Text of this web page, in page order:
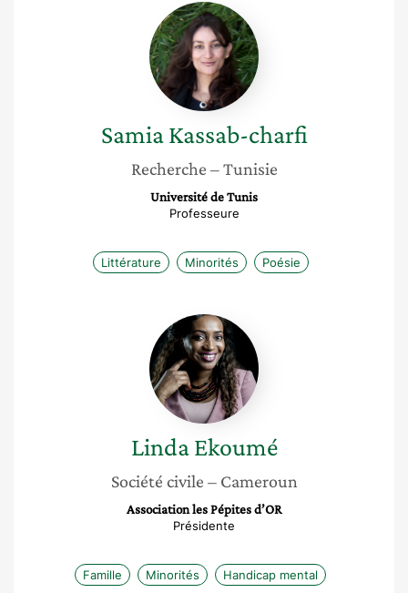
Samia
Kassab-
charfi
Samia Kassab-charfi
Recherche – Tunisie
Université de Tunis
Professeure
Littérature Minorités Poésie
Linda
Ekoumé
Linda Ekoumé
Société civile – Cameroun
Association les Pépites d’OR
Présidente
Famille Minorités Handicap mental